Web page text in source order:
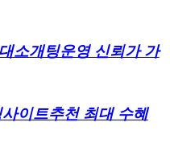
소개팅운영 신뢰가 가
이트추천 최대 수혜